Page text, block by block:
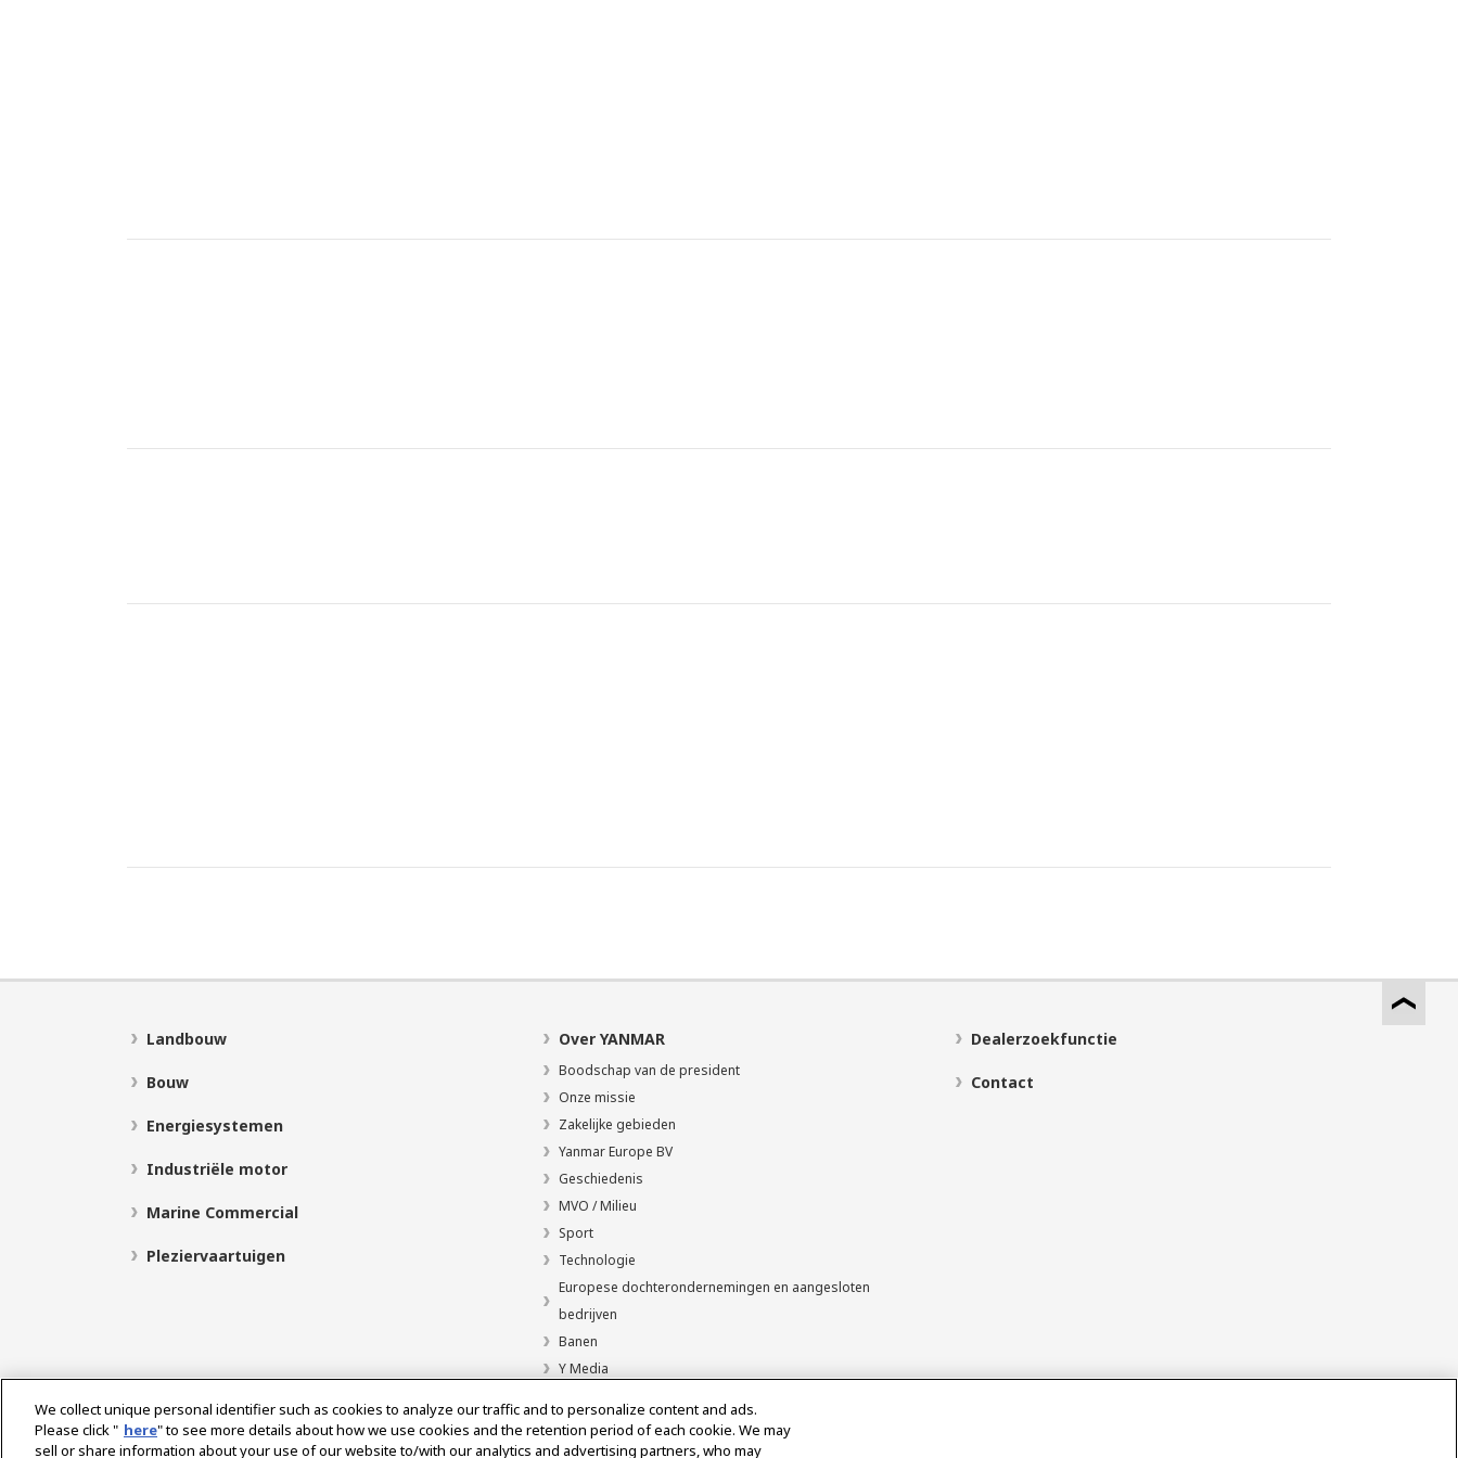
Landbouw
Bouw
Energiesystemen
Industriële motor
Marine Commercial
Pleziervaartuigen
Over YANMAR
Boodschap van de president
Onze missie
Zakelijke gebieden
Yanmar Europe BV
Geschiedenis
MVO / Milieu
Sport
Technologie
Europese dochterondernemingen en aangesloten
bedrijven
Banen
Y Media
Dealerzoekfunctie
Contact
We collect unique personal identifier such as cookies to analyze our traffic and to personalize content and ads.
Please click " here" to see more details about how we use cookies and the retention period of each cookie. We may
sell or share information about your use of our website to/with our analytics and advertising partners, who may